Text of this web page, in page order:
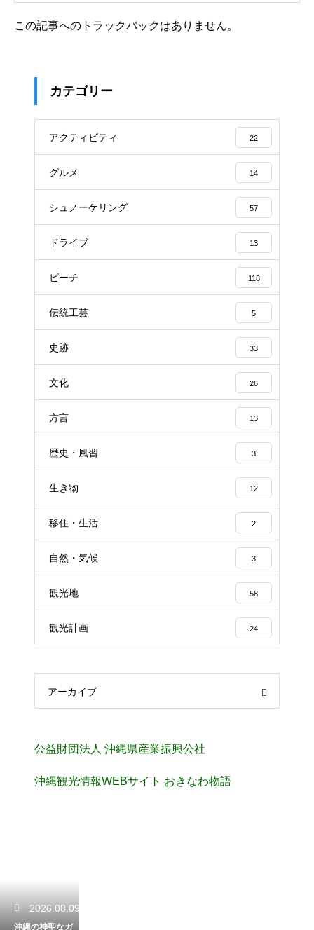
この記事へのトラックバックはありません。
カテゴリー
アクティビティ 22
グルメ 14
シュノーケリング 57
ドライブ 13
ビーチ 118
伝統工芸 5
史跡 33
文化 26
方言 13
歴史・風習 3
生き物 12
移住・生活 2
自然・気候 3
観光地 58
観光計画 24
アーカイブ
公益財団法人 沖縄県産業振興公社
沖縄観光情報WEBサイト おきなわ物語
2026.08.09
沖縄の神聖なガ